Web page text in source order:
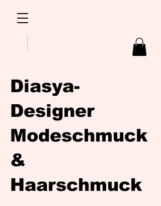
Diasya-
Designer
Modeschmuck
&
Haarschmuck